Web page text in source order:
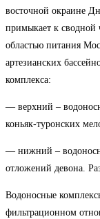
восточной окраине
примыкает к сводной
областью питания
артезианских
комплекса:
— верхний –
коньяк-туронских
— нижний –
отложений девона.
Водоносные
фильтрационном